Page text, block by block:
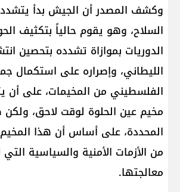
وكشف المصدر أن الجيش بدأ يتشدد
السلاح، وهو يقوم حالياً بتكثيف
الدوريات بموازاة تشدده بتحصين
الليطاني، وإصراره على استكمال
الفلسطيني من المخيمات، على أن
مخيم عين الحلوة لوقت لاحق، ولكن
المحددة، على أساس أن هذا
من الأزمات الأمنية والسياسية
معالجتها.